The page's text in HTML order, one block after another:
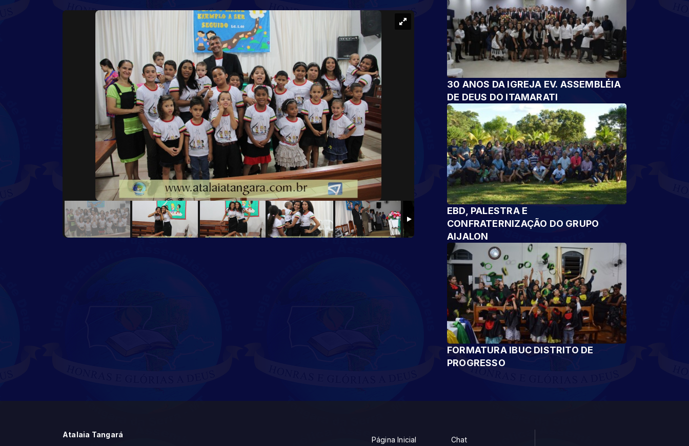
30 ANOS DA IGREJA EV. ASSEMBLÉIA
DE DEUS DO ITAMARATI
EBD, PALESTRA E
CONFRATERNIZAÇÃO DO GRUPO
AIJALON
FORMATURA IBUC DISTRITO DE
PROGRESSO
Atalaia Tangará
Página Inicial Chat